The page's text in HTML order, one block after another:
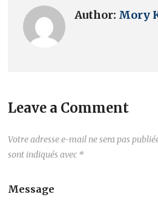
Author: Mory
Leave a Comment
Votre adresse e-mail ne sera pas
sont indiqués avec *
Message